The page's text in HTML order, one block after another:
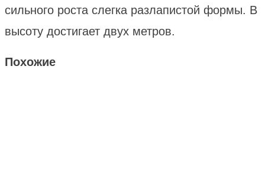
сильного роста слегка разлапистой формы. В
высоту достигает двух метров.
Похожие